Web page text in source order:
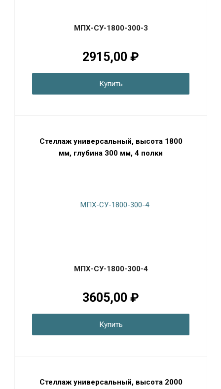
МПХ-СУ-1800-300-3
2915,00 ₽
Купить
Стеллаж универсальный, высота 1800
мм, глубина 300 мм, 4 полки
МПХ-СУ-1800-300-4
3605,00 ₽
Купить
Стеллаж универсальный, высота 2000